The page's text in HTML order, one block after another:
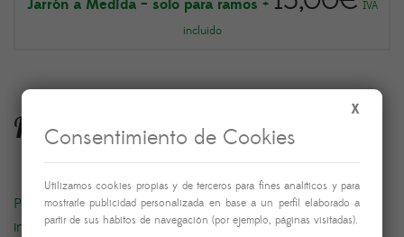
Jarrón a Medida – solo para ramos +
IVA
incluido
Fecha y hora de entrega
Podrás elegir la fecha y hora de entrega justo antes de
introducir los datos de pago
X
Consentimiento de Cookies
Utilizamos cookies propias y de terceros para fines analíticos y para
mostrarle publicidad personalizada en base a un perfil elaborado a
partir de sus hábitos de navegación (por ejemplo, páginas visitadas).